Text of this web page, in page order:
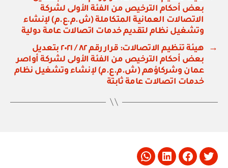
بعض أحكام الترخيص من الفئة الأولى لشركة
الاتصالات العمانية المتكاملة (ش.م.ع.م) لإنشاء
وتشغيل نظام لتقديم خدمات اتصالات عامة دولية
→
هيئة تنظيم الاتصالات: قرار رقم ٨٢ / ٢٠٢١ بتعديل
بعض أحكام الترخيص من الفئة الأولى لشركة أواصر
عمان وشركاؤهم (ش.م.ع.م) لإنشاء وتشغيل نظام
خدمات اتصالات عامة ثابتة
Twitter
Facebook
LinkedIn
Whatsapp